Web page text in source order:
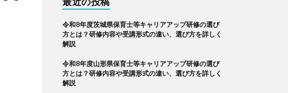
令和8年度茨城県保育士等キャリアアップ研修の選び
方とは？研修内容や受講形式の違い、選び方を詳しく
解説
令和8年度山形県保育士等キャリアアップ研修の選び
方とは？研修内容や受講形式の違い、選び方を詳しく
解説